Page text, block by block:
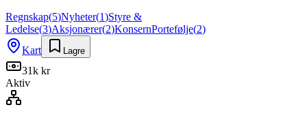
Regnskap(5)Nyheter(1)Styre &
Ledelse(3)Aksjonærer(2)KonsernPortefølje(2)
Kart
Lagre
31k kr
Aktiv